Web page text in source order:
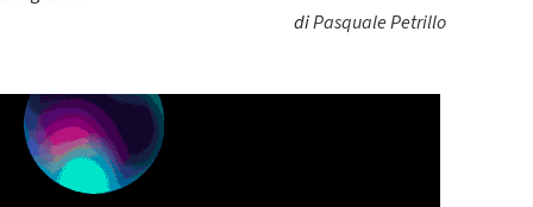
diPasquale Petrillo